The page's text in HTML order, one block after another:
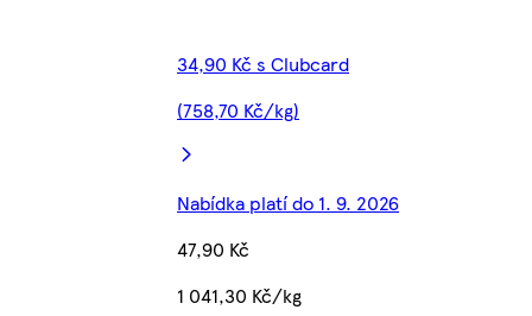
34,90 Kč s Clubcard
(758,70 Kč/kg)
Nabídka platí do 1. 9. 2026
47,90 Kč
1 041,30 Kč/kg